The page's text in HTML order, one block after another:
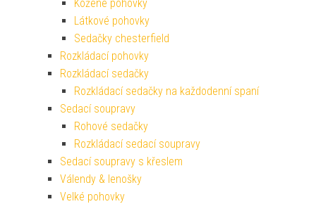
Kožené pohovky
Látkové pohovky
Sedačky chesterfield
Rozkládací pohovky
Rozkládací sedačky
Rozkládací sedačky na každodenní spaní
Sedací soupravy
Rohové sedačky
Rozkládací sedací soupravy
Sedací soupravy s křeslem
Válendy & lenošky
Velké pohovky